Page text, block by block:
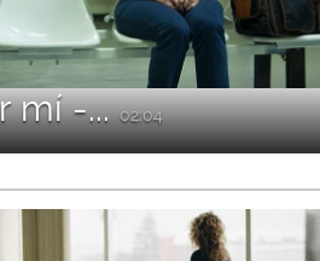
mí -...02:04